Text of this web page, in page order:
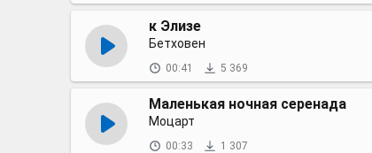
к Элизе
Бетховен
00:41 5 369
Маленькая ночная серенада
Моцарт
00:33 1 307